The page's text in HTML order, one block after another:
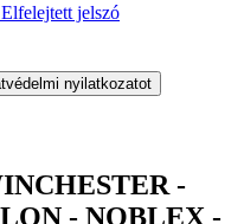
Elfelejtett jelszó
nyilatkozatot
-
- NOBLEX -